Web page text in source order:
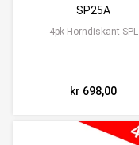
SP25A
4pk Horndiskant SPL
kr 698,00